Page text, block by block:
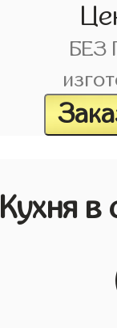
БЕЗ
Кухня в